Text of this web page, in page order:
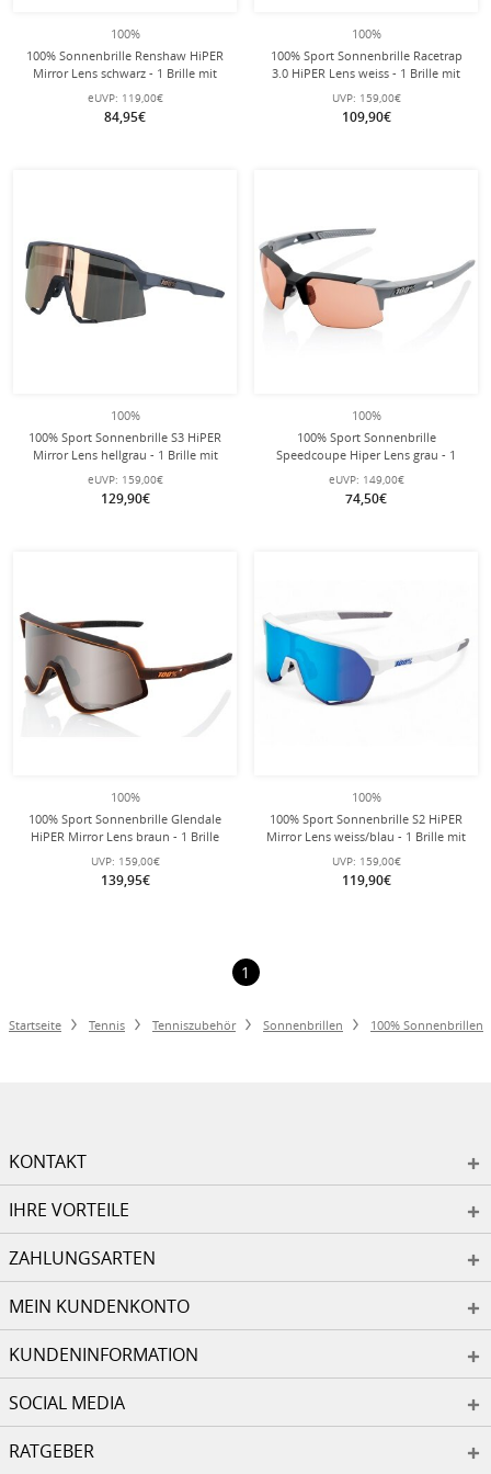
100%
100% Sonnenbrille Renshaw HiPER
Mirror Lens schwarz - 1 Brille mit
Microfaserbeutel
eUVP: 119,00€
84,95€
100%
100% Sport Sonnenbrille Racetrap
3.0 HiPER Lens weiss - 1 Brille mit
Hardcase
UVP: 159,00€
109,90€
100%
100% Sport Sonnenbrille S3 HiPER
Mirror Lens hellgrau - 1 Brille mit
Hardcase
eUVP: 159,00€
129,90€
100%
100% Sport Sonnenbrille
Speedcoupe Hiper Lens grau - 1
Brille mit Hardcase
eUVP: 149,00€
74,50€
100%
100% Sport Sonnenbrille Glendale
HiPER Mirror Lens braun - 1 Brille
mit Hardcase
UVP: 159,00€
139,95€
100%
100% Sport Sonnenbrille S2 HiPER
Mirror Lens weiss/blau - 1 Brille mit
Hardcase
UVP: 159,00€
119,90€
1
Startseite Tennis Tenniszubehör Sonnenbrillen 100% Sonnenbrillen
KONTAKT
IHRE VORTEILE
ZAHLUNGSARTEN
MEIN KUNDENKONTO
KUNDENINFORMATION
SOCIAL MEDIA
RATGEBER